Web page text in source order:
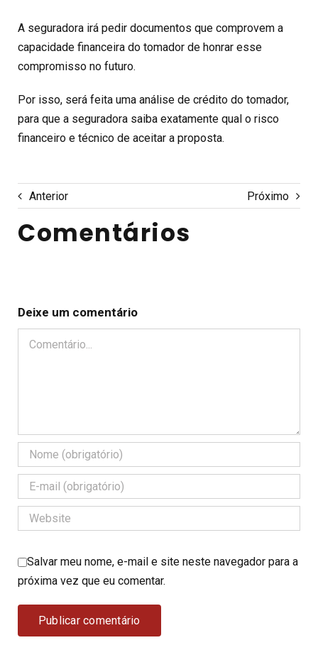
A seguradora irá pedir documentos que comprovem a
capacidade financeira do tomador de honrar esse
compromisso no futuro.
Por isso, será feita uma análise de crédito do tomador,
para que a seguradora saiba exatamente qual o risco
financeiro e técnico de aceitar a proposta.
Anterior Próximo
Comentários
Deixe um comentário
Comentário
Salvar meu nome, e-mail e site neste navegador para a
próxima vez que eu comentar.